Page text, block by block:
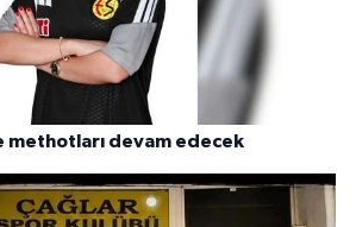
methotları devam edecek